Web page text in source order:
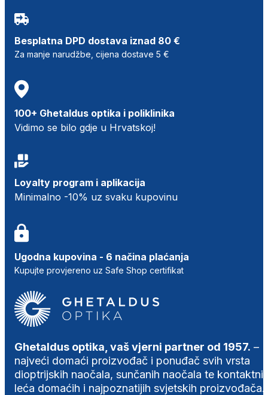
Besplatna DPD dostava iznad 80 €
Za manje narudžbe, cijena dostave 5 €
100+ Ghetaldus optika i poliklinika
Vidimo se bilo gdje u Hrvatskoj!
Loyalty program i aplikacija
Minimalno -10% uz svaku kupovinu
Ugodna kupovina - 6 načina plaćanja
Kupujte provjereno uz Safe Shop certifikat
Ghetaldus optika, vaš vjerni partner od 1957. –
najveći domaći proizvođač i ponuđač svih vrsta
dioptrijskih naočala, sunčanih naočala te
leća domaćih i najpoznatijih svjetskih proizvođača.